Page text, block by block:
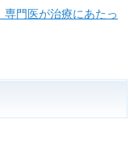
門医が治療にあたっ